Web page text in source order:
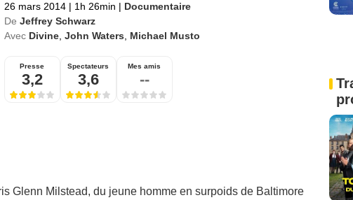
26 mars 2014 | 1h 26min | Documentaire
De Jeffrey Schwarz
Avec Divine, John Waters Michael Musto
Presse
3,2
Spectateurs
3,6
Mes amis
--
Glenn Milstead, du jeune homme en surpoids de Baltimore